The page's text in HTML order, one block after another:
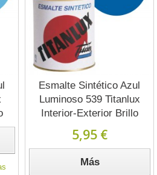
Esmalte Sintético Azul
Luminoso 539 Titanlux
Interior-Exterior Brillo
5,95 €
Más